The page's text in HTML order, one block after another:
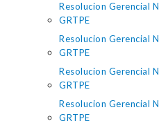
Resolucion Gerencial
GRTPE
Resolucion Gerencial
GRTPE
Resolucion Gerencial
GRTPE
Resolucion Gerencial
GRTPE